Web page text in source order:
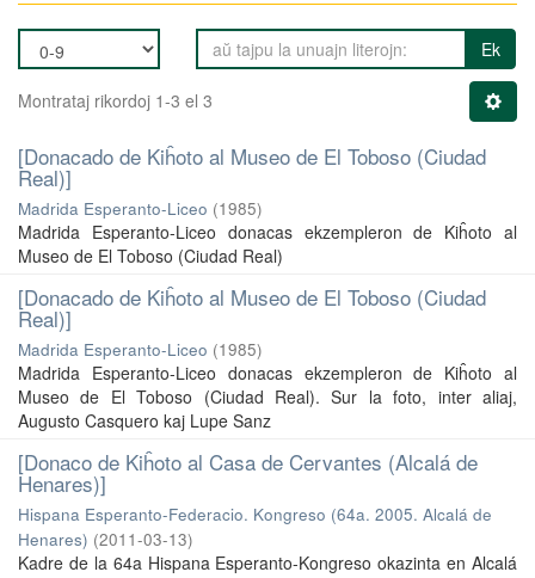
Ek
Montrataj rikordoj 1-3 el 3
[Donacado de Kiĥoto al Museo de El Toboso (Ciudad
Real)]
Madrida Esperanto-Liceo (1985)
Madrida Esperanto-Liceo donacas ekzempleron de Kiĥoto al
Museo de El Toboso (Ciudad Real)
[Donacado de Kiĥoto al Museo de El Toboso (Ciudad
Real)]
Madrida Esperanto-Liceo (1985)
Madrida Esperanto-Liceo donacas ekzempleron de Kiĥoto al
Museo de El Toboso (Ciudad Real). Sur la foto, inter aliaj,
Augusto Casquero kaj Lupe Sanz
[Donaco de Kiĥoto al Casa de Cervantes (Alcalá de
Henares)]
Hispana Esperanto-Federacio. Kongreso (64a. 2005. Alcalá de
Henares) (2011-03-13)
Kadre de la 64a Hispana Esperanto-Kongreso okazinta en Alcalá